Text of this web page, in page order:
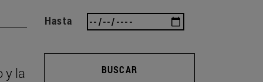
y la
Hasta
BUSCAR